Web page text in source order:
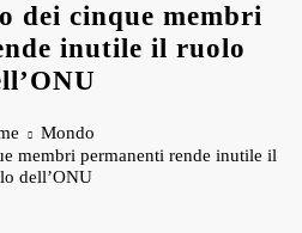
dei cinque membri
inutile il ruolo
Mondo
membri permanenti rende inutile il
dell’ONU